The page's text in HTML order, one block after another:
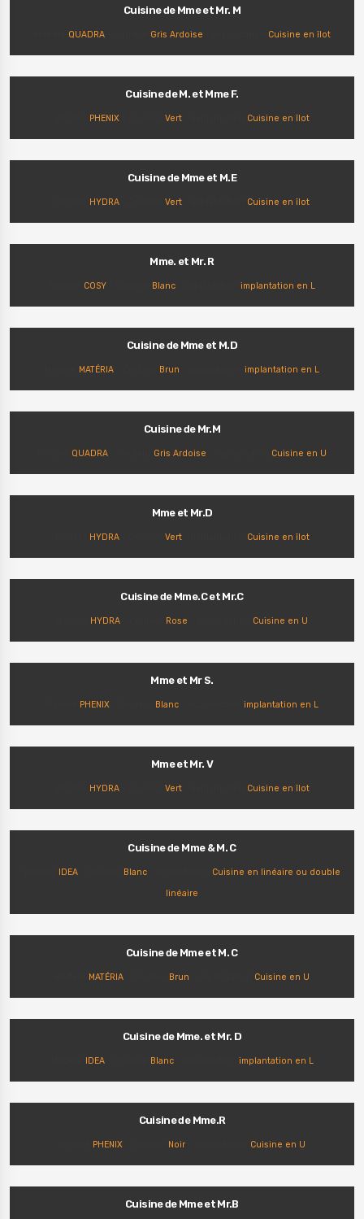
Cuisine de Mme et Mr. M
QUADRA- Couleur Gris Ardoise Cuisine en îlot
Cuisine de M. et Mme F.
PHENIX- Couleur Vert- Implantation Cuisine en îlot
Cuisine de Mme et M.E
HYDRA- Couleur Vert- Implantation Cuisine en îlot
Mme. et Mr. R
COSY- Couleur Blanc- Implantation implantation en L
Cuisine de Mme et M.D
MATÉRIA Brun implantation en L
Cuisine de Mr.M
QUADRA Gris Ardoise Cuisine en U
Mme et Mr.D
HYDRA- Couleur Vert- Implantation Cuisine en îlot
Cuisine de Mme.C et Mr.C
HYDRA Rose Cuisine en U
Mme et Mr S.
PHENIX Blanc implantation en L
Mme et Mr. V
HYDRA- Couleur Vert- Implantation Cuisine en îlot
Cuisine de Mme & M. C
IDEA- Couleur Blanc- Implantation
Cuisine en linéaire ou double
linéaire
Cuisine de Mme et M. C
MATÉRIA Brun Cuisine en U
Cuisine de Mme. et Mr. D
IDEA- Couleur Blanc- Implantation implantation en L
Cuisine de Mme.R
PHENIX Noir Cuisine en U
Cuisine de Mme et Mr.B